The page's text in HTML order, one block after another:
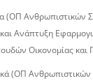
(ΟΠ
Ανάπτυξη
Οικονομίας και
(ΟΠ